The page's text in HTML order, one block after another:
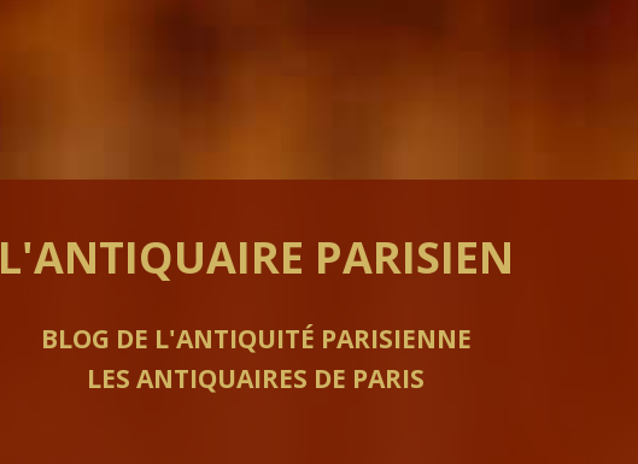
L'ANTIQUAIRE PARISIEN
BLOG DE L'ANTIQUITÉ PARISIENNE
LES ANTIQUAIRES DE PARIS